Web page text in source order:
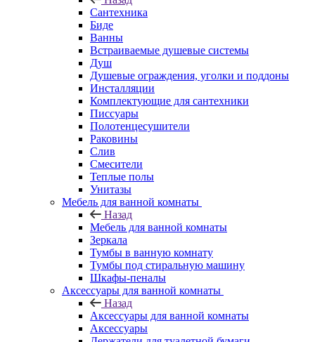
Сантехника
Биде
Ванны
Встраиваемые душевые системы
Душ
Душевые ограждения, уголки и поддоны
Инсталляции
Комплектующие для сантехники
Писсуары
Полотенцесушители
Раковины
Слив
Смесители
Теплые полы
Унитазы
Мебель для ванной комнаты
Назад
Мебель для ванной комнаты
Зеркала
Тумбы в ванную комнату
Тумбы под стиральную машину
Шкафы-пеналы
Аксессуары для ванной комнаты
Назад
Аксессуары для ванной комнаты
Аксессуары